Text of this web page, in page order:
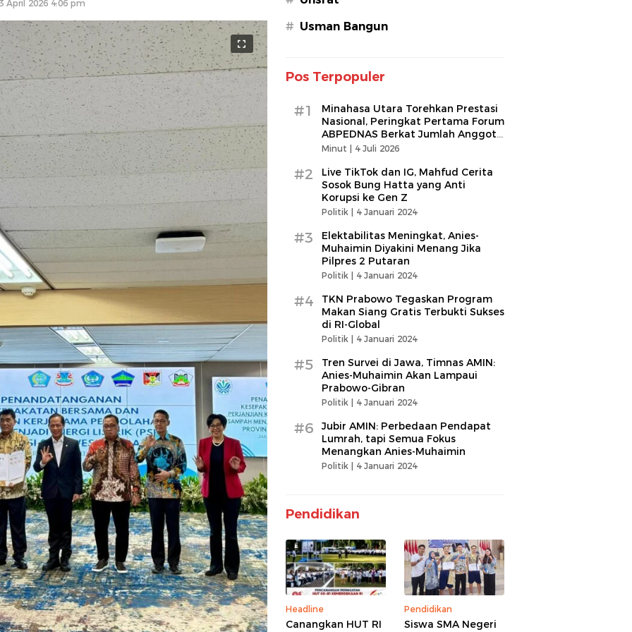
April 2026 4:06 pm
# Usman Bangun
Pos Terpopuler
#1
Minahasa Utara Torehkan Prestasi
Nasional, Peringkat Pertama Forum
ABPEDNAS Berkat Jumlah Anggota
Terbanyak
Minut | 4 Juli 2026
#2
Live TikTok dan IG, Mahfud Cerita
Sosok Bung Hatta yang Anti
Korupsi ke Gen Z
Politik | 4 Januari 2024
#3
Elektabilitas Meningkat, Anies-
Muhaimin Diyakini Menang Jika
Pilpres 2 Putaran
Politik | 4 Januari 2024
#4
TKN Prabowo Tegaskan Program
Makan Siang Gratis Terbukti Sukses
di RI-Global
Politik | 4 Januari 2024
#5
Tren Survei di Jawa, Timnas AMIN:
Anies-Muhaimin Akan Lampaui
Prabowo-Gibran
Politik | 4 Januari 2024
#6
Jubir AMIN: Perbedaan Pendapat
Lumrah, tapi Semua Fokus
Menangkan Anies-Muhaimin
Politik | 4 Januari 2024
Pendidikan
Headline
Canangkan HUT RI
Pendidikan
Siswa SMA Negeri